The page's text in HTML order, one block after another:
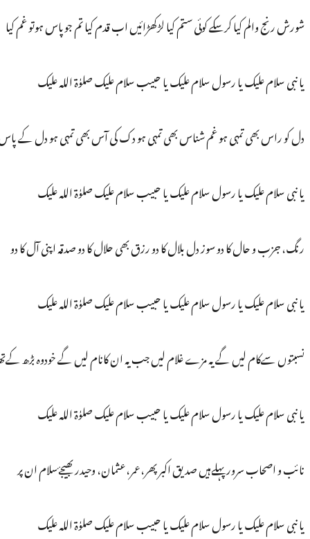
شورش رنج والم کیا کرسکے کوئی ستم کیا لڑکھڑائیں اب قدم کیا تم جوپاس ہوتو غم کیا
یا نبی سلام علیک یا رسول سلام علیک یا حبیب سلام علیک صلوٰۃ اللہ علیک
دل کو راس بھی تمہی ہو غم شناس بھی تمہی ہو دک کی آس بھی تمہی ہو دل کے
یا نبی سلام علیک یا رسول سلام علیک یا حبیب سلام علیک صلوٰۃ اللہ علیک
رنگ، جزب و حال کا دو سوز دل بلال کا دو رزق بھی حلال کا دو صدقہ اپنی آل کا دو
یا نبی سلام علیک یا رسول سلام علیک یا حبیب سلام علیک صلوٰۃ اللہ علیک
نسبتوں سےکام لیں گے یہ مزے غلام لیں جب یہ ان کانام لیں گے خودوہ بڑھ
یا نبی سلام علیک یا رسول سلام علیک یا حبیب سلام علیک صلوٰۃ اللہ علیک
نائب و اصحاب سرور پہلےہیں صدیق اکبر پھر،عمر،عثمان، وحیدر بھیجۓسلام ان پر
یا نبی سلام علیک یا رسول سلام علیک یا حبیب سلام علیک صلوٰۃ اللہ علیک